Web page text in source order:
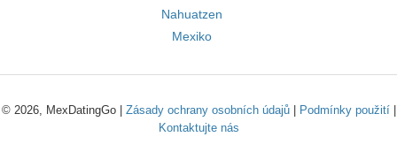
Nahuatzen
Mexiko
© 2026, MexDatingGo | Zásady ochrany osobních údajů| Podmínky použití|
Kontaktujte nás